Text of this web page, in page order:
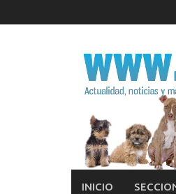
al
INICIO